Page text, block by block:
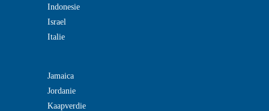
Indonesie
Israel
Italie
Jamaica
Jordanie
Kaapverdie